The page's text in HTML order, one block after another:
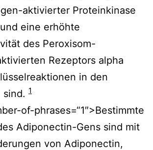
aktivierter Proteinkinase
eine erhöhte
des Peroxisom-
Rezeptors alpha
in den
sind. 1
of-phrases=“1″>Bestimmte
Adiponectin-Gens sind mit
von Adiponectin,